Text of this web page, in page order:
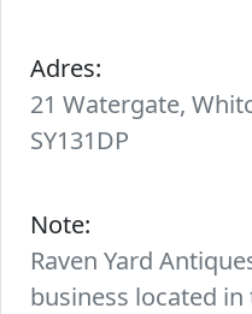
Adres:
21 Watergate,
SY131DP
Note:
Raven Yard
business located